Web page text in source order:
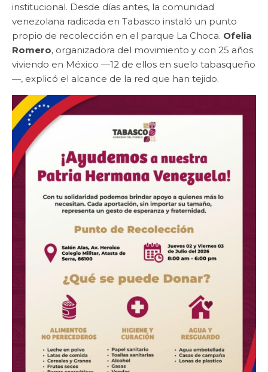
institucional. Desde días antes, la comunidad
venezolana radicada en Tabasco instaló un punto
propio de recolección en el parque La Choca. Ofelia
Romero, organizadora del movimiento y con 25 años
viviendo en México —12 de ellos en suelo tabasqueño
—, explicó el alcance de la red que han tejido.